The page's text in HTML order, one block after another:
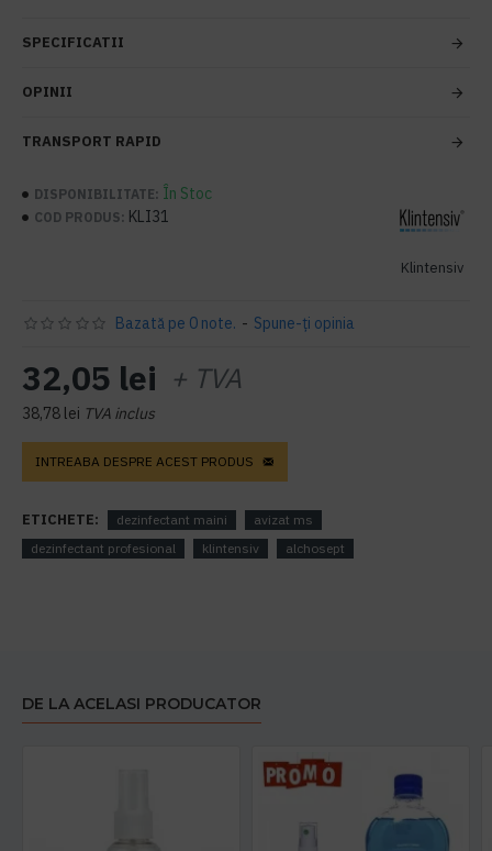
SPECIFICATII
OPINII
TRANSPORT RAPID
DISPONIBILITATE: În Stoc
COD PRODUS: KLI31
Klintensiv
Bazată pe 0 note. - Spune-ţi opinia
32,05 lei + TVA
38,78 lei TVA inclus
INTREABA DESPRE ACEST PRODUS
ETICHETE: dezinfectant maini
avizat ms
dezinfectant profesional
klintensiv alchosept
DE LA ACELASI PRODUCATOR